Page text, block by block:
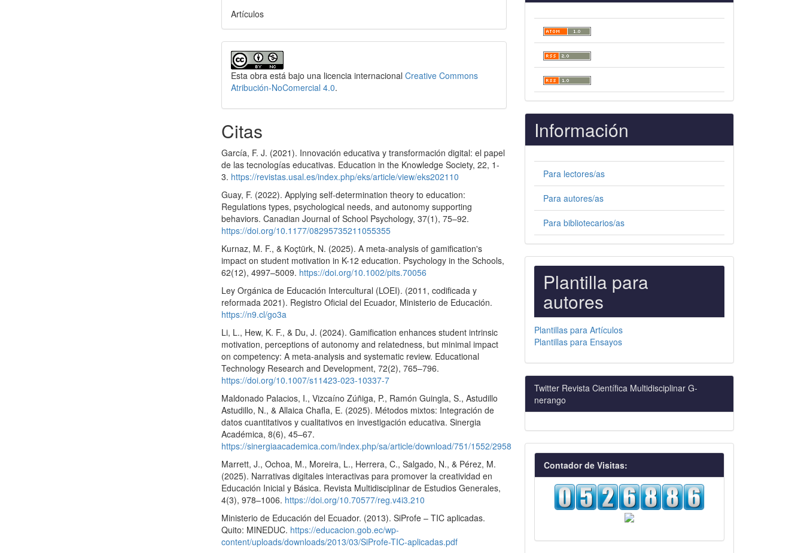
Artículos
Esta obra está bajo una licencia internacionalCreative Commons
Atribución-NoComercial 4.0.
Citas
García, F. J. (2021). Innovación educativa y transformación digital: el papel
de las tecnologías educativas. Education in the Knowledge Society, 22, 1-
3. https://revistas.usal.es/index.php/eks/article/view/eks202110
Guay, F. (2022). Applying self-determination theory to education:
Regulations types, psychological needs, and autonomy supporting
behaviors. Canadian Journal of School Psychology, 37(1), 75–92.
https://doi.org/10.1177/08295735211055355
Kurnaz, M. F., & Koçtürk, N. (2025). A meta-analysis of gamification's
impact on student motivation in K-12 education. Psychology in the Schools,
62(12), 4997–5009. https://doi.org/10.1002/pits.70056
Ley Orgánica de Educación Intercultural (LOEI). (2011, codificada y
reformada 2021). Registro Oficial del Ecuador, Ministerio de Educación.
https://n9.cl/go3a
Li, L., Hew, K. F., & Du, J. (2024). Gamification enhances student intrinsic
motivation, perceptions of autonomy and relatedness, but minimal impact
on competency: A meta-analysis and systematic review. Educational
Technology Research and Development, 72(2), 765–796.
https://doi.org/10.1007/s11423-023-10337-7
Maldonado Palacios, I., Vizcaíno Zúñiga, P., Ramón Guingla, S., Astudillo
Astudillo, N., & Allaica Chafla, E. (2025). Métodos mixtos: Integración de
datos cuantitativos y cualitativos en investigación educativa. Sinergia
Académica, 8(6), 45–67.
https://sinergiaacademica.com/index.php/sa/article/download/751/1552/2958
Marrett, J., Ochoa, M., Moreira, L., Herrera, C., Salgado, N., & Pérez, M.
(2025). Narrativas digitales interactivas para promover la creatividad en
Educación Inicial y Básica. Revista Multidisciplinar de Estudios Generales,
4(3), 978–1006. https://doi.org/10.70577/reg.v4i3.210
Ministerio de Educación del Ecuador. (2013). SiProfe – TIC aplicadas.
Quito: MINEDUC. https://educacion.gob.ec/wp-
content/uploads/downloads/2013/03/SiProfe-TIC-aplicadas.pdf
Información
Para lectores/as
Para autores/as
Para bibliotecarios/as
PLANTILLAS
PARA
AUTORES
Plantilla para
autores
Plantillas para Artículos
Plantillas para Ensayos
Twitter Revista Científica Multidisciplinar G-
nerango
visitas
Contador de Visitas: